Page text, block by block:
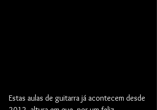
Estas aulas de guitarra já acontecem desde